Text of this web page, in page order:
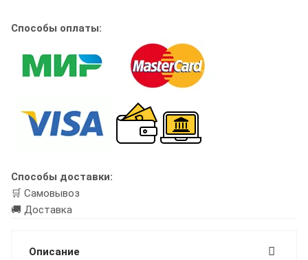
Способы оплаты:
Способы доставки:
🛒 Самовывоз
🚚 Доставка
Описание